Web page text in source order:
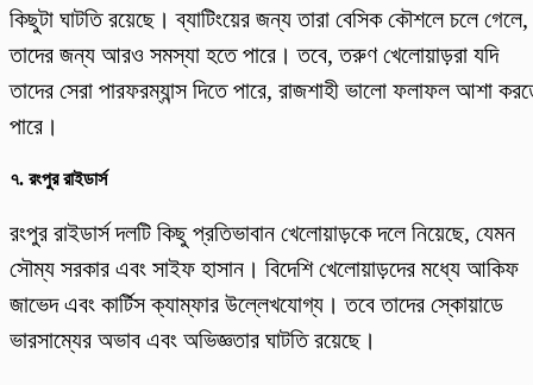
কিছুটা ঘাটতি রয়েছে। ব্যাটিংয়ের জন্য তারা বেসিক কৌশলে চলে গেলে,
তাদের জন্য আরও সমস্যা হতে পারে। তবে, তরুণ খেলোয়াড়রা যদি
তাদের সেরা পারফরম্যান্স দিতে পারে, রাজশাহী ভালো ফলাফল আশা
পারে।
৭. রংপুর রাইডার্স
রংপুর রাইডার্স দলটি কিছু প্রতিভাবান খেলোয়াড়কে দলে নিয়েছে, যেমন
সৌম্য সরকার এবং সাইফ হাসান। বিদেশি খেলোয়াড়দের মধ্যে আকিফ
জাভেদ এবং কার্টিস ক্যাম্ফার উল্লেখযোগ্য। তবে তাদের স্কোয়াডে
ভারসাম্যের অভাব এবং অভিজ্ঞতার ঘাটতি রয়েছে।